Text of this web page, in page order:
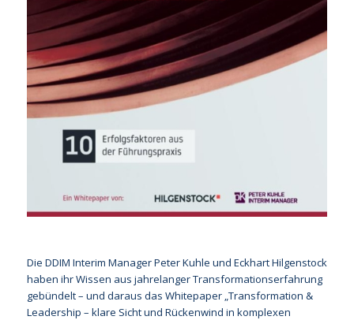
Die DDIM Interim Manager Peter Kuhle und Eckhart Hilgenstock
haben ihr Wissen aus jahrelanger Transformationserfahrung
gebündelt – und daraus das Whitepaper „Transformation &
Leadership – klare Sicht und Rückenwind in komplexen